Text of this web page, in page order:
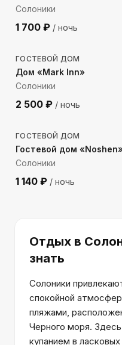
Солоники
1 700 ₽ / ночь
963 м до моря
ГОСТЕВОЙ ДОМ
Дом «Mark Inn»
Солоники
2 500 ₽ / ночь
1161м до моря
ГОСТЕВОЙ ДОМ
Гостевой дом «Noshen»
Солоники
1 140 ₽ / ночь
Отдых в
знать
Солоники
спокойной
пляжами,
Черного моря.
купанием в